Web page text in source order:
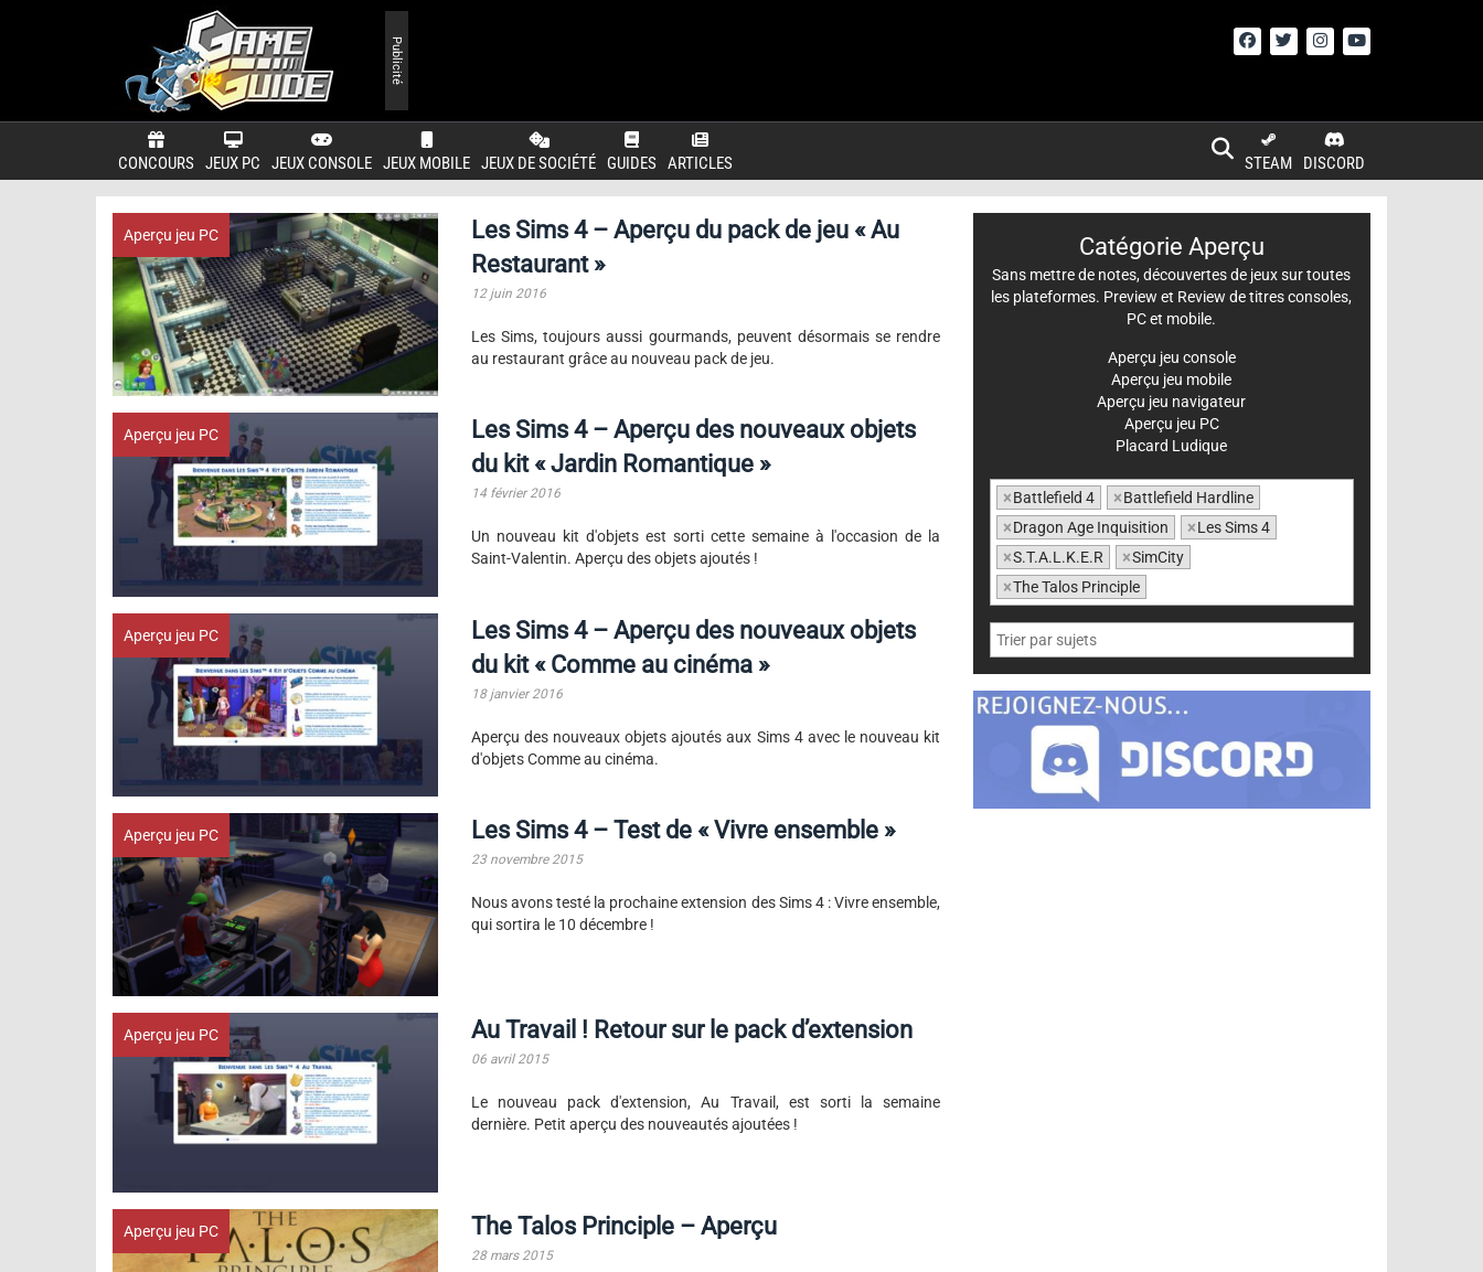
CONCOURS JEUX PC JEUX CONSOLE JEUX MOBILE JEUX DE SOCIÉTÉ GUIDES ARTICLES DISCORD
STEAM
Publicité
Aperçu jeu PC
Les Sims 4 – Aperçu du pack de jeu « Au
Restaurant »
12 juin 2016
Les Sims, toujours aussi gourmands, peuvent désormais se rendre
au restaurant grâce au nouveau pack de jeu.
Aperçu jeu PC
Les Sims 4 – Aperçu des nouveaux objets
du kit « Jardin Romantique »
14 février 2016
Un nouveau kit d'objets est sorti cette semaine à l'occasion de la
Saint-Valentin. Aperçu des objets ajoutés !
Aperçu jeu PC
Les Sims 4 – Aperçu des nouveaux objets
du kit « Comme au cinéma »
18 janvier 2016
Aperçu des nouveaux objets ajoutés aux Sims 4 avec le nouveau kit
d'objets Comme au cinéma.
Aperçu jeu PC Les Sims 4 – Test de « Vivre ensemble »
23 novembre 2015
Nous avons testé la prochaine extension des Sims 4 : Vivre ensemble,
qui sortira le 10 décembre !
Aperçu jeu PC Au Travail ! Retour sur le pack d’extension
06 avril 2015
Le nouveau pack d'extension, Au Travail, est sorti la semaine
dernière. Petit aperçu des nouveautés ajoutées !
Aperçu jeu PC The Talos Principle – Aperçu
28 mars 2015
Catégorie Aperçu
Sans mettre de notes, découvertes de jeux sur toutes
les plateformes. Preview et Review de titres consoles,
PC et mobile.
Aperçu jeu console
Aperçu jeu mobile
Aperçu jeu navigateur
Aperçu jeu PC
Placard Ludique
×Battlefield 4 ×Battlefield Hardline
×Dragon Age Inquisition ×Les Sims 4
×S.T.A.L.K.E.R ×SimCity
×The Talos Principle